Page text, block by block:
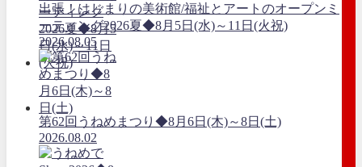
出張！はじまりの美術館/福祉とアートのオープンミ
ーティング2026夏◆8月5日(水)～11日(火祝)
2026.08.05
第62回うねめまつり◆8月6日(木)～8日(土)
2026.08.02